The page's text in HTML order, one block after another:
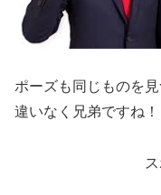
ポーズも同じものを
違いなく兄弟ですね！